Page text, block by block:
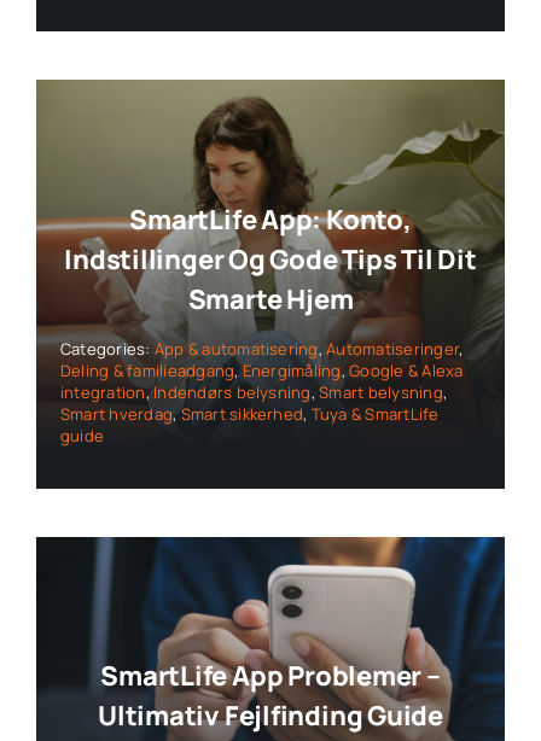
SmartLife App: Konto,
Indstillinger Og Gode Tips Til Dit
Smarte Hjem
Categories: App & automatisering,Automatiseringer,
Deling & familieadgang, Energimåling,Google & Alexa
integration,Indendørs belysning,Smart belysning,
Smart hverdag,Smart sikkerhed, Tuya & SmartLife
guide
SmartLife App Problemer –
Ultimativ Fejlfinding Guide